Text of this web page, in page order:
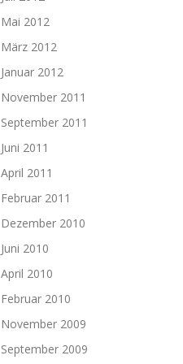
Mai 2012
März 2012
Januar 2012
November 2011
September 2011
Juni 2011
April 2011
Februar 2011
Dezember 2010
Juni 2010
April 2010
Februar 2010
November 2009
September 2009